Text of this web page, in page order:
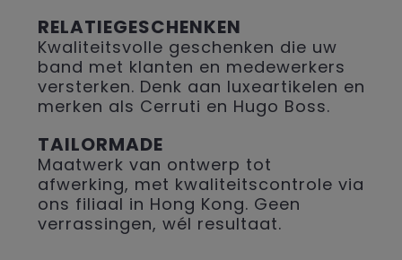
RELATIEGESCHENKEN
Kwaliteitsvolle geschenken die uw
band met klanten en medewerkers
versterken. Denk aan luxeartikelen en
merken als Cerruti en Hugo Boss.
TAILORMADE
Maatwerk van ontwerp tot
afwerking, met kwaliteitscontrole via
ons filiaal in Hong Kong. Geen
verrassingen, wél resultaat.